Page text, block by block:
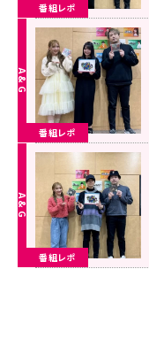
番組レポ
番組レポ
番組レポ